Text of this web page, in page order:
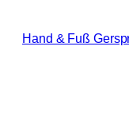
Inhalt
Hand & Fuß